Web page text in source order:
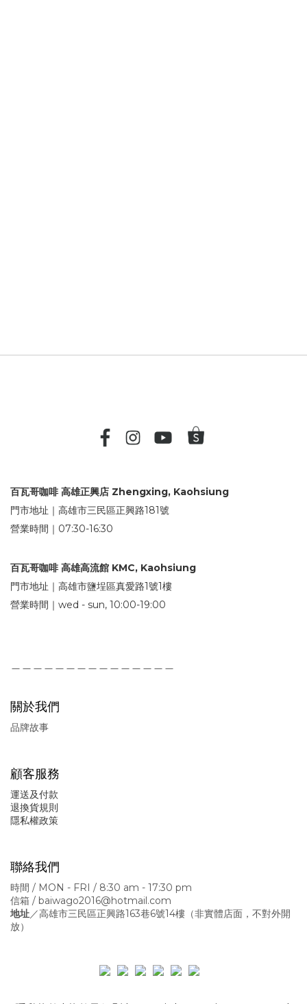
百瓦哥咖啡 高雄正興店 Zhengxing, Kaohsiung
門市地址｜高雄市三民區正興路181號
營業時間｜07:30-16:30
百瓦哥咖啡 高雄高流館 KMC, Kaohsiung
門市地址｜高雄市鹽埕區真愛路1號1樓
營業時間｜wed - sun, 10:00-19:00
關於我們
品牌故事
顧客服務
運送及付款
退換貨規則
隱私權政策
聯絡我們
時間 / MON - FRI / 8:30 am - 17:30 pm
信箱 / baiwago2016@hotmail.com
地址／高雄市三民區正興路163巷6號14樓 （非實體店面，不對外開
放）